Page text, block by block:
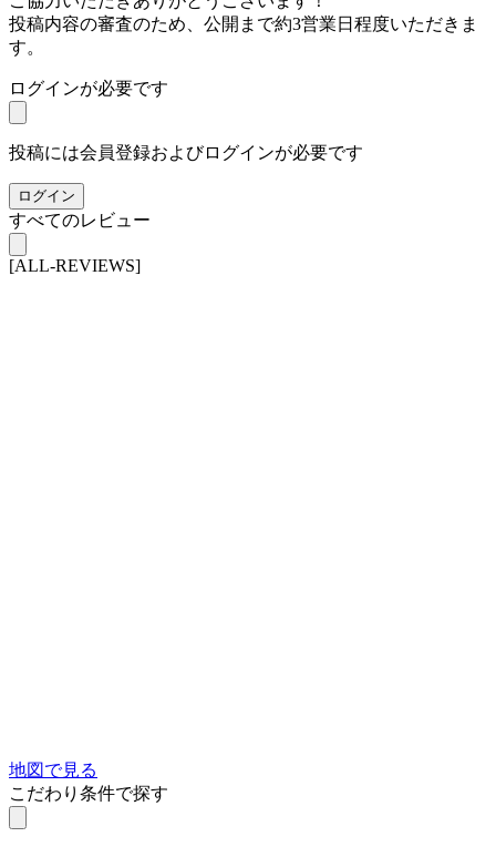
投稿内容の審査のため、公開まで約3営業日程度いただきま
す。
ログインが必要です
投稿には会員登録およびログインが必要です
ログイン
すべてのレビュー
[ALL-REVIEWS]
地図で見る
こだわり条件で探す